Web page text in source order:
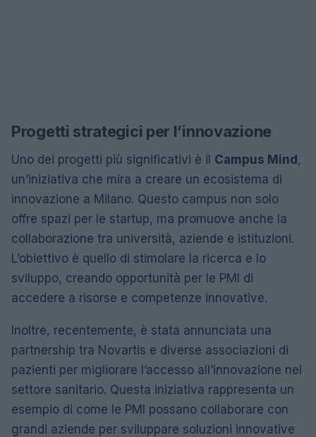
Progetti strategici per l’innovazione
Uno dei progetti più significativi è il Campus Mind ,
un’iniziativa che mira a creare un ecosistema di
innovazione a Milano. Questo campus non solo
offre spazi per le startup, ma promuove anche la
collaborazione tra università, aziende e istituzioni.
L’obiettivo è quello di stimolare la ricerca e lo
sviluppo, creando opportunità per le PMI di
accedere a risorse e competenze innovative.
Inoltre, recentemente, è stata annunciata una
partnership tra Novartis e diverse associazioni di
pazienti per migliorare l’accesso all’innovazione nel
settore sanitario. Questa iniziativa rappresenta un
esempio di come le PMI possano collaborare con
grandi aziende per sviluppare soluzioni innovative